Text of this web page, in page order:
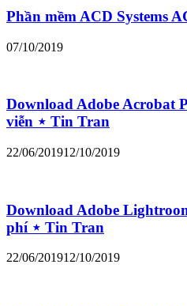
Phần mềm ACD Systems
07/10/2019
Download Adobe Acrobat
viễn ⋆ Tin Tran
22/06/201912/10/2019
Download Adobe
phí ⋆ Tin Tran
22/06/201912/10/2019